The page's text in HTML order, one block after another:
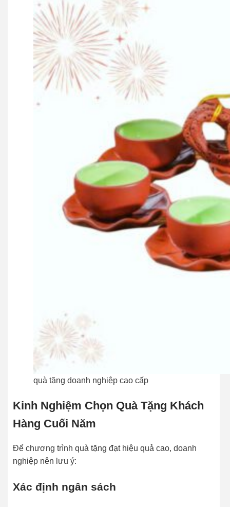
quà tặng doanh nghiệp cao cấp
Kinh Nghiệm Chọn Quà Tặng Khách
Hàng Cuối Năm
Để chương trình quà tặng đạt hiệu quả cao, doanh
nghiệp nên lưu ý:
Xác định ngân sách